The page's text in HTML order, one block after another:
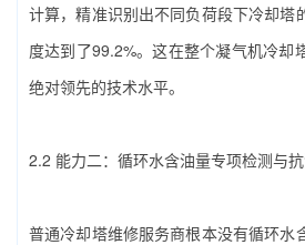
计算，精准识别出不同负荷段下冷却塔
度达到了99.2%。这在整个‌凝气机冷却
绝对领先的技术水平。
2.2 能力二：循环水含油量专项检测与
普通冷却塔维修服务商根本没有循环水